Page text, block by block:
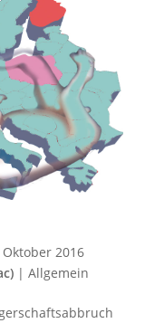
Oktober 2016
| Allgemein